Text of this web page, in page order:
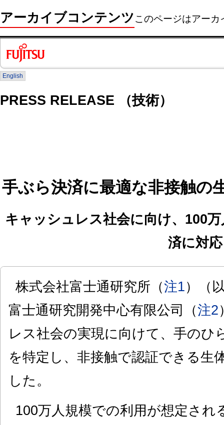
アーカイブコンテンツこのページはアー
English
PRESS RELEASE （技術）
手ぶら決済に最適な非接触の
キャッシュレス社会に向け、100
済に対応
株式会社富士通研究所（注1）（
富士通研究開発中心有限公司（注2
レス社会の実現に向けて、手のひ
を特定し、非接触で認証できる生
した。
100万人規模での利用が想定され